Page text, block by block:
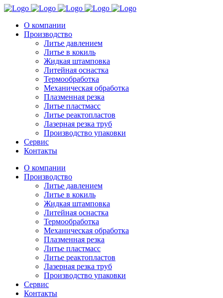
О компании
Производство
Литье давлением
Литье в кокиль
Жидкая штамповка
Литейная оснастка
Термообработка
Механическая обработка
Плазменная резка
Литье пластмасс
Литье реактопластов
Лазерная резка труб
Производство упаковки
Сервис
Контакты
О компании
Производство
Литье давлением
Литье в кокиль
Жидкая штамповка
Литейная оснастка
Термообработка
Механическая обработка
Плазменная резка
Литье пластмасс
Литье реактопластов
Лазерная резка труб
Производство упаковки
Сервис
Контакты